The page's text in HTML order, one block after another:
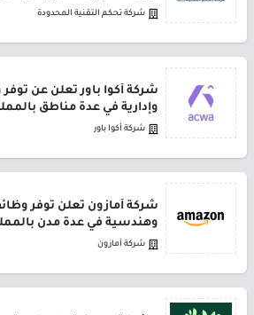
شركة تحكم التقنية المحدودة
شركة أكوا باور تعلن عن
وإدارية في عدة مناطق
شركة أكوا باور
شركة أمازون تعلن توفر
وهندسية في عدة مدن
شركة أمازون